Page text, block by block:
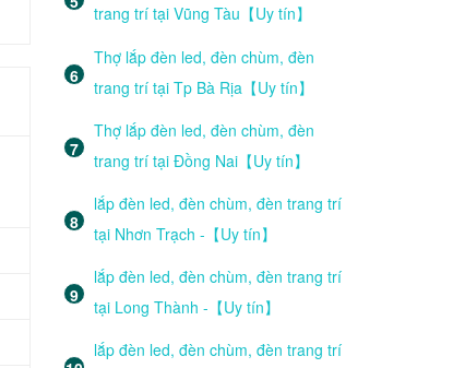
trang trí tại Vũng Tàu【Uy tín】
Thợ lắp đèn led, đèn chùm, đèn
trang trí tại Tp Bà Rịa【Uy tín】
Thợ lắp đèn led, đèn chùm, đèn
trang trí tại Đồng Nai【Uy tín】
lắp đèn led, đèn chùm, đèn trang trí
tại Nhơn Trạch -【Uy tín】
lắp đèn led, đèn chùm, đèn trang trí
tại Long Thành -【Uy tín】
lắp đèn led, đèn chùm, đèn trang trí